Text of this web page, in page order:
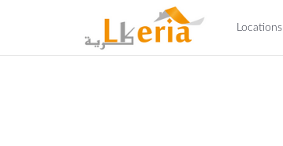
Locations